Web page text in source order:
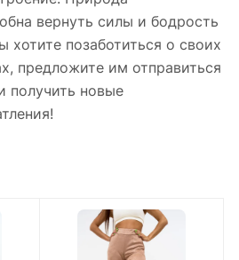
вернуть силы и бодрость
хотите позаботиться о своих
предложите им отправиться
получить новые